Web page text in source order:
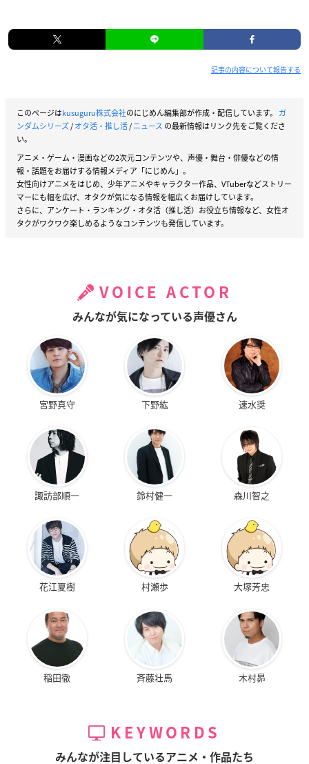
記事の内容について報告する
このページはkusuguru株式会社のにじめん編集部が作成・配信しています。 ガ
ンダムシリーズ/オタ活・推し活/ニュース の最新情報はリンク先をご覧くださ
い。
アニメ・ゲーム・漫画などの2次元コンテンツや、声優・舞台・俳優などの情
報・話題をお届けする情報メディア「にじめん」。
女性向けアニメをはじめ、少年アニメやキャラクター作品、VTuberなどストリー
マーにも幅を広げ、オタクが気になる情報を幅広くお届けしています。
さらに、アンケート・ランキング・オタ活（推し活）お役立ち情報など、女性オ
タクがワクワク楽しめるようなコンテンツも発信しています。
VOICE ACTOR
みんなが気になっている声優さん
宮野真守 下野紘 速水奨
諏訪部順一 鈴村健一 森川智之
花江夏樹 村瀬歩 大塚芳忠
稲田徹 斉藤壮馬 木村昴
KEYWORDS
みんなが注目しているアニメ・作品たち